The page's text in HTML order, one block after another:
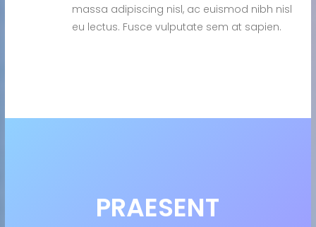
massa adipiscing nisl, ac euismod nibh nisl
eu lectus. Fusce vulputate sem at sapien.
PRAESENT